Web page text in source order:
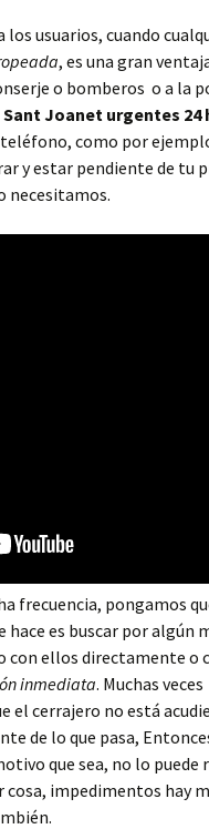
usuarios, cuando
, es una gran
o bomberos o a la
Joanet urgentes 24
teléfono, como por
y estar pendiente de tu
necesitamos.
frecuencia, pongamos
hace es buscar por algún
ellos directamente o
inmediata. Muchas
el cerrajero no está
de lo que pasa,
que sea, no lo puede
impedimentos hay